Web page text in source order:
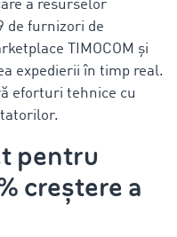
a resurselor
de furnizori de
TIMOCOM și
expedierii în timp real.
eforturi tehnice cu
pentru
creștere a